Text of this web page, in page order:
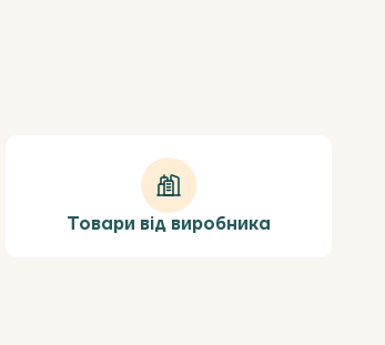
Товари від виробника